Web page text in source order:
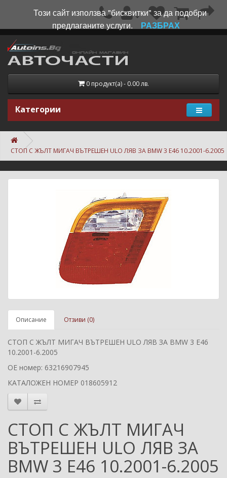
0 продукт(а) - 0.00 лв.
Категории
СТОП С ЖЪЛТ МИГАЧ ВЪТРЕШЕН ULO ЛЯВ ЗА BMW 3 E46 10.2001-6.2005
Описание Отзиви (0)
СТОП С ЖЪЛТ МИГАЧ ВЪТРЕШЕН ULO ЛЯВ ЗА BMW 3 E46
10.2001-6.2005
ОЕ номер: 63216907945
КАТАЛОЖЕН НОМЕР 018605912
СТОП С ЖЪЛТ МИГАЧ
ВЪТРЕШЕН ULO ЛЯВ ЗА
BMW 3 E46 10.2001-6.2005
Този сайт използва "бисквитки" за да подобри
предлаганите услуги.
РАЗБРАХ